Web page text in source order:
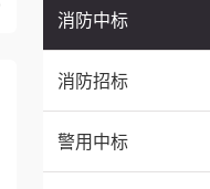
消防中标
消防招标
警用中标